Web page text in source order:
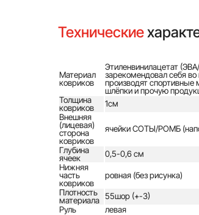
Технические
Материал
ковриков
Этиленвинилацетат
зарекомендовал себя во
производят спортивные
шлёпки и прочую
Толщина
ковриков
1см
Внешняя
(лицевая)
сторона
ковриков
ячейки СОТЫ/РОМБ
Глубина
ячеек
0,5-0,6 см
Нижняя
часть
ковриков
ровная (без рисунка)
Плотность
материала
55шор (+-3)
Руль
левая